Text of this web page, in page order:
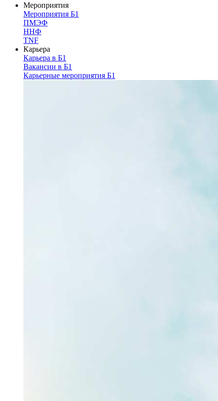
Мероприятия
Мероприятия Б1
ПМЭФ
ННФ
TNF
Карьера
Карьера в Б1
Вакансии в Б1
Карьерные мероприятия Б1